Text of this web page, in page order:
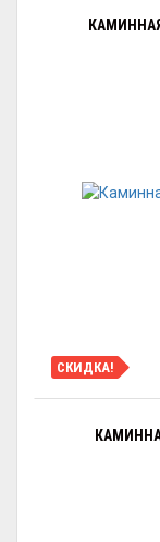
КАМИННАЯ
СКИДКА!